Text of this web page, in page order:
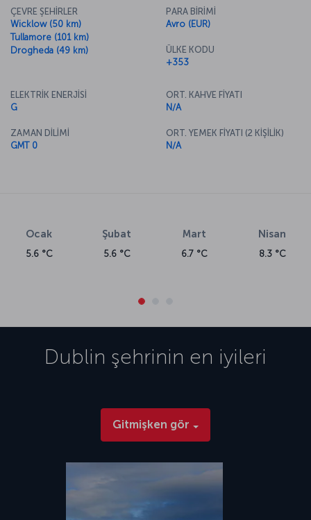
ÇEVRE ŞEHİRLER
Wicklow (50 km)
Tullamore (101 km)
Drogheda (49 km)
PARA BİRİMİ
Avro (EUR)
ÜLKE KODU
+353
ELEKTRİK ENERJİSİ
G
ZAMAN DİLİMİ
GMT 0
ORT. KAHVE FİYATI
N/A
ORT. YEMEK FİYATI (2 KİŞİLİK)
N/A
Ocak
5.6 °C
Şubat
5.6 °C
Mart
6.7 °C
Nisan
8.3 °C
Dublin şehrinin en iyileri
Gitmişken gör